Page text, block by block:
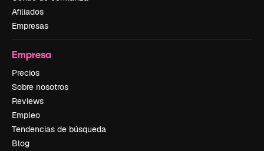
Afiliados
Empresas
Empresa
Precios
Sobre nosotros
Reviews
Empleo
Tendencias de búsqueda
Blog